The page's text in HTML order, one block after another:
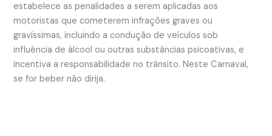
estabelece as penalidades a serem aplicadas aos
motoristas que cometerem infrações graves ou
gravíssimas, incluindo a condução de veículos sob
influência de álcool ou outras substâncias psicoativas, e
incentiva a responsabilidade no trânsito. Neste Carnaval,
se for beber não dirija.